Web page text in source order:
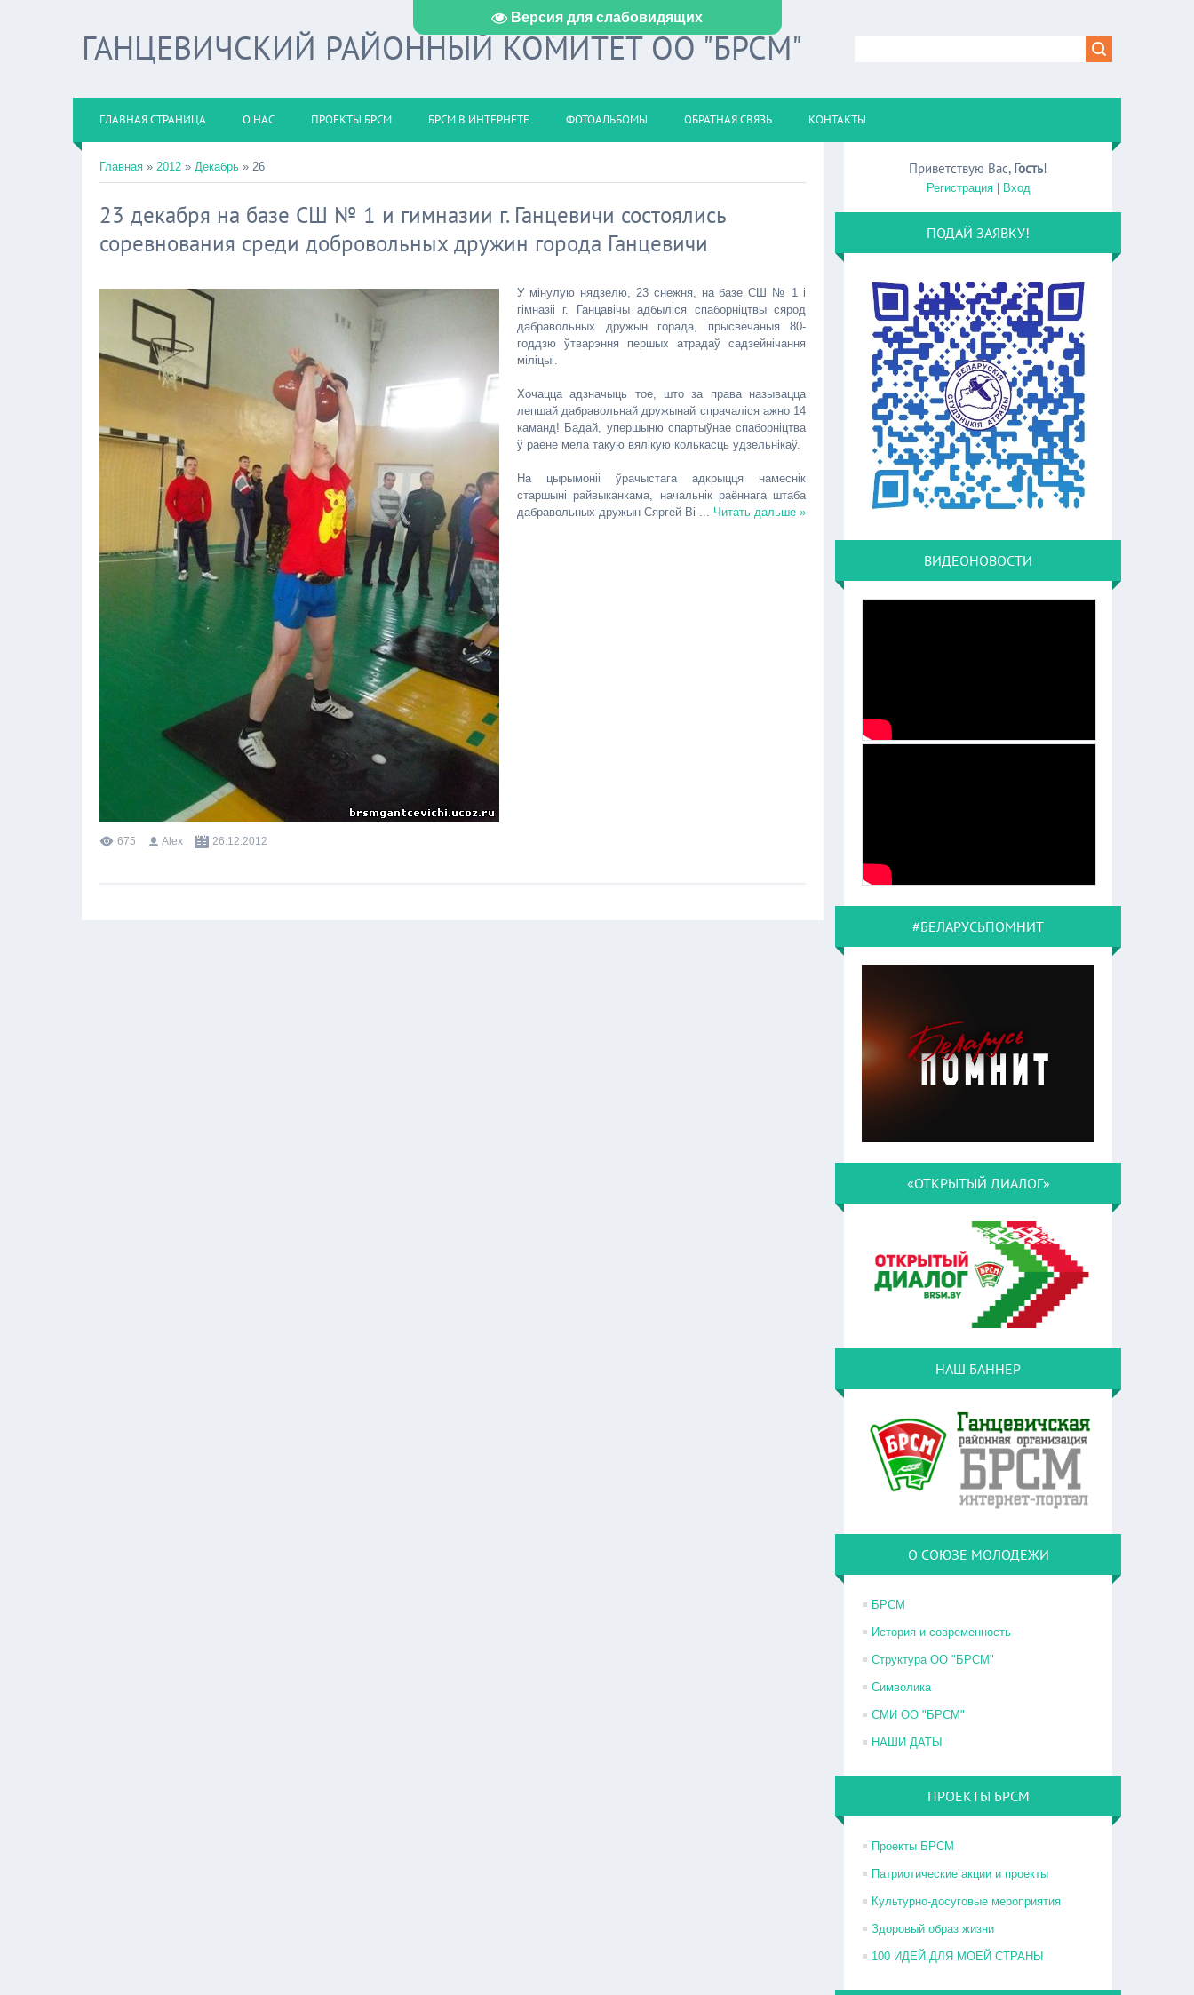
Версия для слабовидящих
ГАНЦЕВИЧСКИЙ РАЙОННЫЙ КОМИТЕТ ОО "БРСМ"
ГЛАВНАЯ СТРАНИЦА О НАС ПРОЕКТЫ БРСМ БРСМ В ИНТЕРНЕТЕ ФОТОАЛЬБОМЫ ОБРАТНАЯ СВЯЗЬ КОНТАКТЫ
Главная » 2012 » Декабрь » 26
23 декабря на базе СШ № 1 и гимназии г. Ганцевичи состоялись
соревнования среди добровольных дружин города Ганцевичи
У мінулую нядзелю, 23 снежня, на базе СШ № 1 і
гімназіі г. Ганцавічы адбыліся спаборніцтвы сярод
дабравольных дружын горада, прысвечаныя 80-
годдзю ўтварэння першых атрадаў садзейнічання
міліцыі.
Хочацца адзначыць тое, што за права называцца
лепшай дабравольнай дружынай спрачаліся ажно 14
каманд! Бадай, упершыню спартыўнае спаборніцтва
ў раёне мела такую вялікую колькасць удзельнікаў.
На цырымоніі ўрачыстага адкрыцця намеснік
старшыні райвыканкама, начальнік раённага штаба
дабравольных дружын Сяргей Ві ... Читать дальше »
675 Alex 26.12.2012
Приветствую Вас, Гость!
Регистрация| Вход
ПОДАЙ ЗАЯВКУ!
ВИДЕОНОВОСТИ
#БЕЛАРУСЬПОМНИТ
«ОТКРЫТЫЙ ДИАЛОГ»
НАШ БАННЕР
О СОЮЗЕ МОЛОДЕЖИ
БРСМ
История и современность
Структура ОО "БРСМ"
Символика
СМИ ОО "БРСМ"
НАШИ ДАТЫ
ПРОЕКТЫ БРСМ
Проекты БРСМ
Патриотические акции и проекты
Культурно-досуговые мероприятия
Здоровый образ жизни
100 ИДЕЙ ДЛЯ МОЕЙ СТРАНЫ